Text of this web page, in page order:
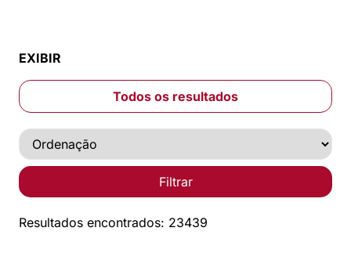
EXIBIR
Todos os resultados
Filtrar
Resultados encontrados: 23439